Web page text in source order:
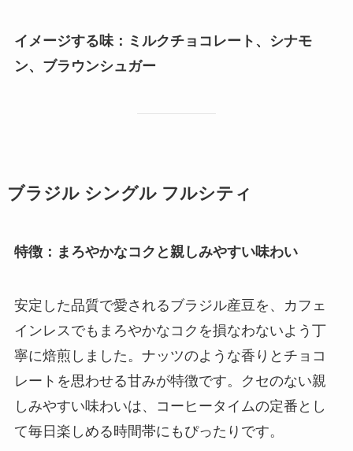
イメージする味：ミルクチョコレート、シナモ
ン、ブラウンシュガー
ブラジル シングル フルシティ
特徴：まろやかなコクと親しみやすい味わい
安定した品質で愛されるブラジル産豆を、カフェ
インレスでもまろやかなコクを損なわないよう丁
寧に焙煎しました。ナッツのような香りとチョコ
レートを思わせる甘みが特徴です。クセのない親
しみやすい味わいは、コーヒータイムの定番とし
て毎日楽しめる時間帯にもぴったりです。